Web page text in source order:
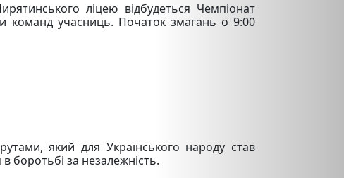
ліцею відбудеться Чемпіонат
команд учасниць. Початок змагань о 9:00
який для Українського народу став
боротьбі за незалежність.